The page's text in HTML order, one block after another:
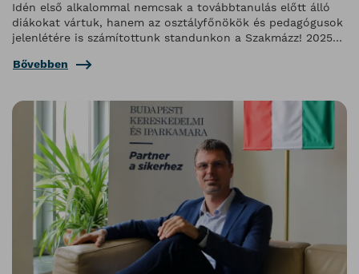
Idén első alkalommal nemcsak a továbbtanulás előtt álló
diákokat vártuk, hanem az osztályfőnökök és pedagógusok
jelenlétére is számítottunk standunkon a Szakmázz! 2025
Bővebben